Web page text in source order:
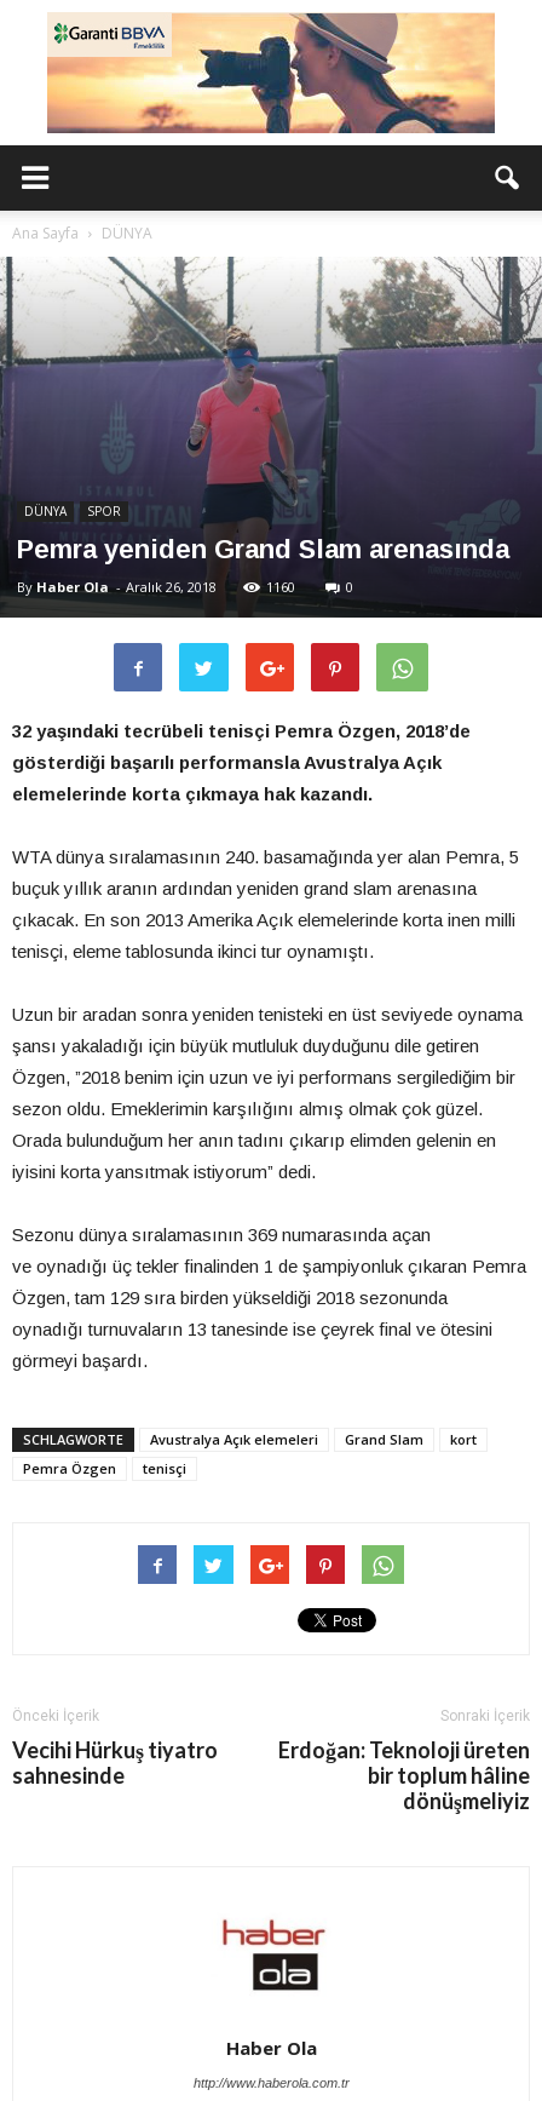
Ana Sayfa DÜNYA
DÜNYA SPOR
Pemra yeniden Grand Slam arenasında
By Haber Ola - Aralık 26, 2018 1160 0
32 yaşındaki tecrübeli tenisçi Pemra Özgen, 2018’de
gösterdiği başarılı performansla Avustralya Açık
elemelerinde korta çıkmaya hak kazandı.
WTA dünya sıralamasının 240. basamağında yer alan Pemra, 5
buçuk yıllık aranın ardından yeniden grand slam arenasına
çıkacak. En son 2013 Amerika Açık elemelerinde korta inen milli
tenisçi, eleme tablosunda ikinci tur oynamıştı.
Uzun bir aradan sonra yeniden tenisteki en üst seviyede oynama
şansı yakaladığı için büyük mutluluk duyduğunu dile getiren
Özgen, ”2018 benim için uzun ve iyi performans sergilediğim bir
sezon oldu. Emeklerimin karşılığını almış olmak çok güzel.
Orada bulunduğum her anın tadını çıkarıp elimden gelenin en
iyisini korta yansıtmak istiyorum” dedi.
Sezonu dünya sıralamasının 369 numarasında açan
ve oynadığı üç tekler finalinden 1 de şampiyonluk çıkaran Pemra
Özgen, tam 129 sıra birden yükseldiği 2018 sezonunda
oynadığı turnuvaların 13 tanesinde ise çeyrek final ve ötesini
görmeyi başardı.
SCHLAGWORTE Avustralya Açık elemeleri Grand Slam
kort
Pemra Özgen
tenisçi
Önceki İçerik
Vecihi Hürkuş tiyatro
sahnesinde
Sonraki İçerik
Erdoğan: Teknoloji üreten
bir toplum hâline
dönüşmeliyiz
Haber Ola
http://www.haberola.com.tr